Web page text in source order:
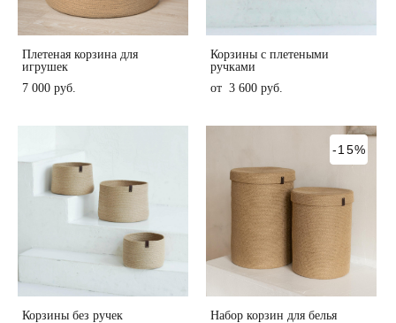
Плетеная корзина для
игрушек
7 000 pуб.
Корзины с плетеными
ручками
от 3 600 pуб.
Корзины без ручек
-15%
Набор корзин для белья